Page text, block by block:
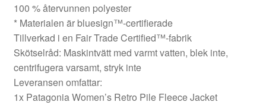
100 % återvunnen polyester
* Materialen är bluesign™-certifierade
Tillverkad i en Fair Trade Certified™-fabrik
Skötselråd: Maskintvätt med varmt vatten, blek inte,
centrifugera varsamt, stryk inte
Leveransen omfattar:
1x Patagonia Women’s Retro Pile Fleece Jacket